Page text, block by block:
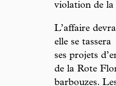
violation de la
L’affaire
elle se
ses projets
de la Rote
barbouzes.